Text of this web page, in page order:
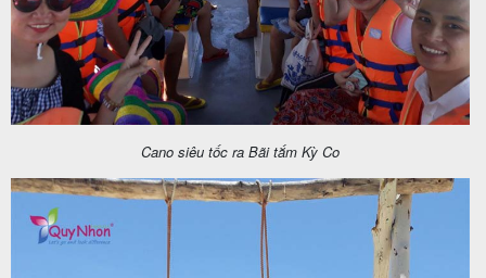
Cano siêu tốc ra Bãi tắm Kỳ Co